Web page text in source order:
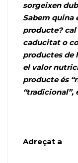
sorgeixen
Sabem quina
producte? cal
caducitat o
productes de
el valor
producte és
“tradicional”,
Adreçat a